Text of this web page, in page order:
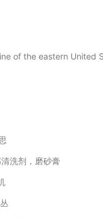
of the eastern
洗剂，磨砂膏